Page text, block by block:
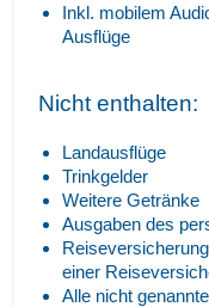
Inkl. mobilem
Ausflüge
Nicht enthalten:
Landausflüge
Trinkgelder
Weitere Getränke
Ausgaben des
einer
Alle nicht